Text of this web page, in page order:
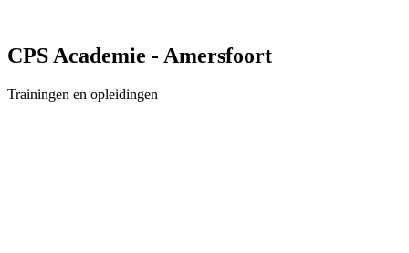
CPS Academie - Amersfoort
Trainingen en opleidingen